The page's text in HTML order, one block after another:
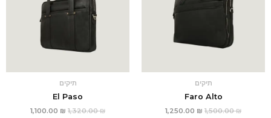
תיקים
Faro Alto
1,500.00₪
1,250.00 ₪
תיקים
El Paso
1,320.00₪
1,100.00 ₪